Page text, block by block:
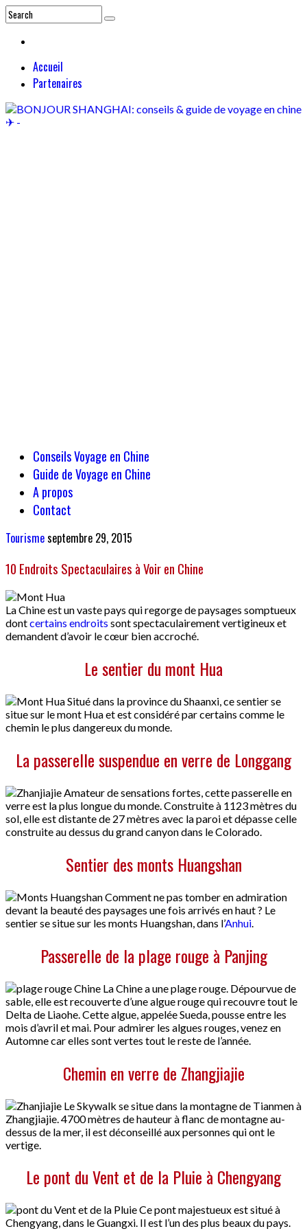
Accueil
Partenaires
Conseils Voyage en Chine
Guide de Voyage en Chine
A propos
Contact
Tourismeseptembre 29, 2015
10 Endroits Spectaculaires à Voir en Chine
La Chine est un vaste pays qui regorge de paysages somptueux
dontcertains endroits sont spectaculairement vertigineux et
demandent d’avoir le cœur bien accroché.
Le sentier du mont Hua
Situé dans la province du Shaanxi, ce sentier se
situe sur le mont Hua et est considéré par certains comme le
chemin le plus dangereux du monde.
La passerelle suspendue en verre de Longgang
Amateur de sensations fortes, cette passerelle en
verre est la plus longue du monde. Construite à 1123 mètres du
sol, elle est distante de 27 mètres avec la paroi et dépasse celle
construite au dessus du grand canyon dans le Colorado.
Sentier des monts Huangshan
Comment ne pas tomber en admiration
devant la beauté des paysages une fois arrivés en haut ? Le
sentier se situe sur les monts Huangshan, dans l’Anhui.
Passerelle de la plage rouge à Panjing
La Chine a une plage rouge. Dépourvue de
sable, elle est recouverte d’une algue rouge qui recouvre tout le
Delta de Liaohe. Cette algue, appelée Sueda, pousse entre les
mois d’avril et mai. Pour admirer les algues rouges, venez en
Automne car elles sont vertes tout le reste de l’année.
Chemin en verre de Zhangjiajie
Le Skywalk se situe dans la montagne de Tianmen à
Zhangjiajie. 4700 mètres de hauteur à flanc de montagne au-
dessus de la mer, il est déconseillé aux personnes qui ont le
vertige.
Le pont du Vent et de la Pluie à Chengyang
Ce pont majestueux est situé à
Chengyang, dans le Guangxi. Il est l’un des plus beaux du pays.